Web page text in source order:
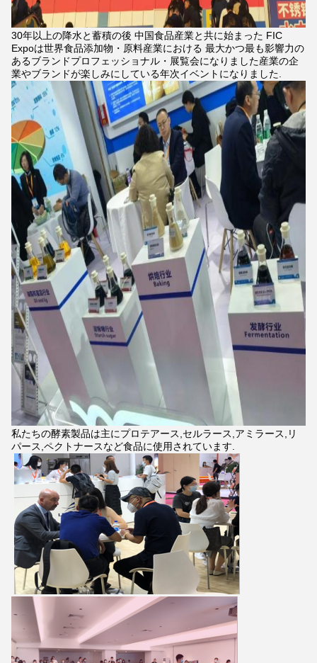
30年以上の降水と蓄積の後 中国食品産業と共に始まった FIC
Expoは世界食品添加物・原料産業における 最大かつ最も影響力の
あるブランドプロフェッショナル・展覧会になりました産業の企
業やブランドが楽しみにしている年次イベントになりました.
私たちの酵素製品は主にプロテアース,セルラース,アミラース,リ
パース,ペクトナースなど食品に使用されています.